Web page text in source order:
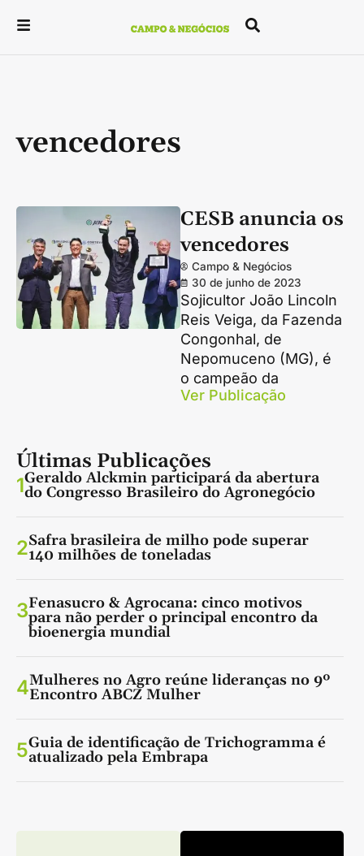
vencedores
CESB anuncia os
vencedores
Campo & Negócios
30 de junho de 2023
Sojicultor João Lincoln
Reis Veiga, da Fazenda
Congonhal, de
Nepomuceno (MG), é
o campeão da
Ver Publicação
Últimas Publicações
1Geraldo Alckmin participará da abertura
do Congresso Brasileiro do Agronegócio
2Safra brasileira de milho pode superar
140 milhões de toneladas
3Fenasucro & Agrocana: cinco motivos
para não perder o principal encontro da
bioenergia mundial
4Mulheres no Agro reúne lideranças no 9º
Encontro ABCZ Mulher
5Guia de identificação de Trichogramma é
atualizado pela Embrapa